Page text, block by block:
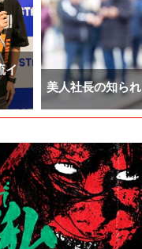
イ
美人社長の知ら